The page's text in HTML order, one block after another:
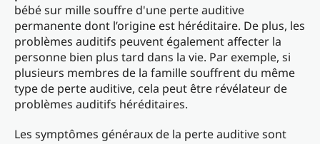
bébé sur mille souffre d'une perte auditive
permanente dont l’origine est héréditaire. De plus, les
problèmes auditifs peuvent également affecter la
personne bien plus tard dans la vie. Par exemple, si
plusieurs membres de la famille souffrent du même
type de perte auditive, cela peut être révélateur de
problèmes auditifs héréditaires.
Les symptômes généraux de la perte auditive sont